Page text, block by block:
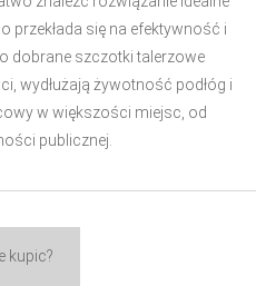
przekłada się na efektywność i
dobrane szczotki talerzowe
wydłużają żywotność podłóg i
w większości miejsc, od
publicznej.
kupic?